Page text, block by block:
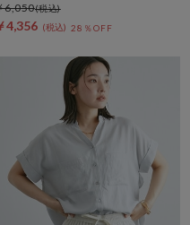
4,356 28％OFF
6,050